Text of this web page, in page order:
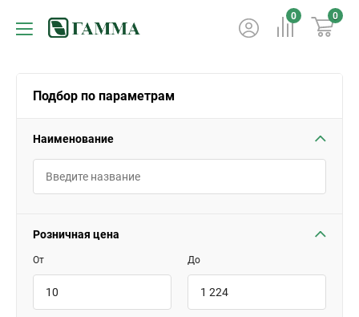
0 0
Подбор по параметрам
Наименование
Розничная цена
От До